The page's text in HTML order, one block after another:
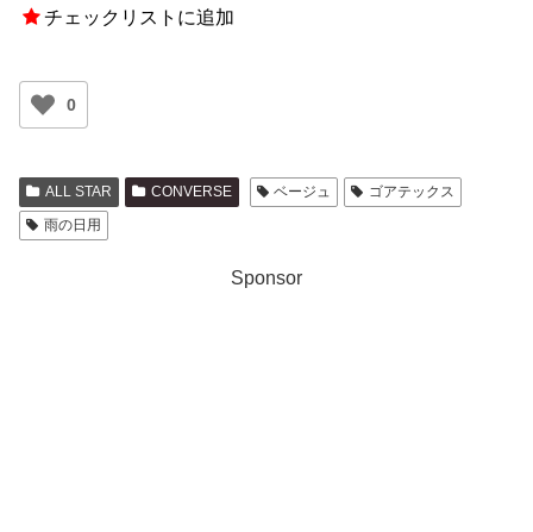
チェックリストに追加
0
ALL STAR CONVERSE ベージュ
ゴアテックス
雨の日用
Sponsor